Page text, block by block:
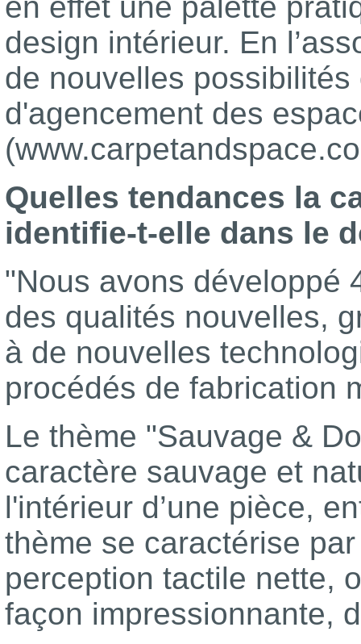
design intérieur. En
de nouvelles
d'agencement des
Quelles tendances la
identifie-t-elle dans le
"Nous avons développé
des qualités nouvelles,
à de nouvelles
procédés de fabrication
Le thème "Sauvage &
caractère sauvage et
l'intérieur d’une pièce,
thème se caractérise
perception tactile nette,
façon impressionnante,